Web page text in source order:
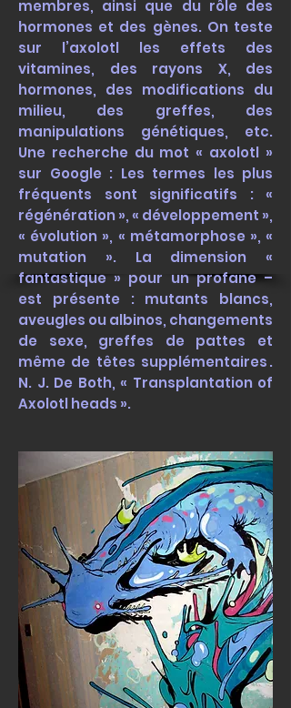
membres, ainsi que du rôle des
hormones et des gènes. On teste
sur l’axolotl les effets des
vitamines, des rayons X, des
hormones, des modifications du
milieu, des greffes, des
manipulations génétiques, etc.
Une recherche du mot « axolotl »
sur Google : Les termes les plus
fréquents sont significatifs : «
régénération », « développement »,
« évolution », « métamorphose », «
mutation ». La dimension «
fantastique » pour un profane –
est présente : mutants blancs,
aveugles ou albinos, changements
de sexe, greffes de pattes et
même de têtes supplémentaires .
N. J. De Both, « Transplantation of
Axolotl heads ».